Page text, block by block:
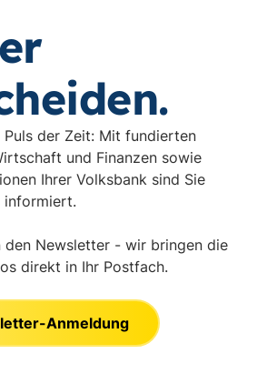
Puls der Zeit: Mit fundierten
und Finanzen sowie
Ihrer Volksbank sind Sie
informiert.
den Newsletter - wir bringen die
direkt in Ihr Postfach.
Anmeldung